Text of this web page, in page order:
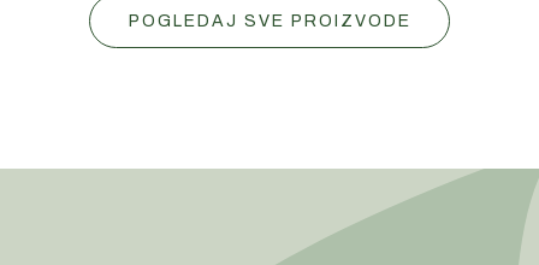
POGLEDAJ SVE PROIZVODE